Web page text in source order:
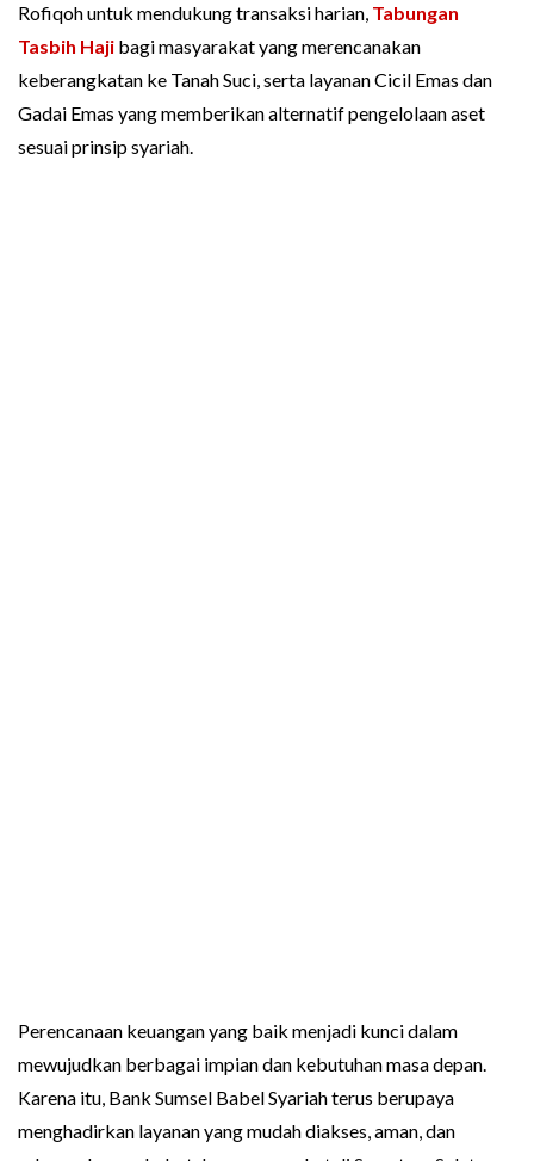
Rofiqoh untuk mendukung transaksi harian, Tabungan
Tasbih Haji bagi masyarakat yang merencanakan
keberangkatan ke Tanah Suci, serta layanan Cicil Emas dan
Gadai Emas yang memberikan alternatif pengelolaan aset
sesuai prinsip syariah.
Perencanaan keuangan yang baik menjadi kunci dalam
mewujudkan berbagai impian dan kebutuhan masa depan.
Karena itu, Bank Sumsel Babel Syariah terus berupaya
menghadirkan layanan yang mudah diakses, aman, dan